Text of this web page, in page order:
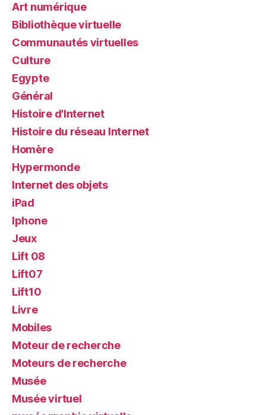
Art numérique
Bibliothèque virtuelle
Communautés virtuelles
Culture
Egypte
Général
Histoire d'Internet
Histoire du réseau Internet
Homère
Hypermonde
Internet des objets
iPad
Iphone
Jeux
Lift 08
Lift07
Lift10
Livre
Mobiles
Moteur de recherche
Moteurs de recherche
Musée
Musée virtuel